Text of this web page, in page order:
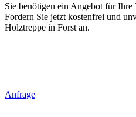
Sie benötigen ein Angebot für Ihre
Fordern Sie jetzt kostenfrei und
Holztreppe in Forst an.
Anfrage